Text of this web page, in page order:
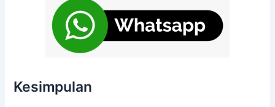
Kesimpulan